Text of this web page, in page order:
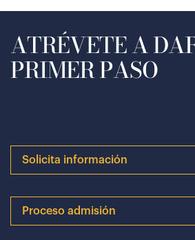
ATRÉVETE A
PRIMER PASO
Solicita información
Proceso admisión